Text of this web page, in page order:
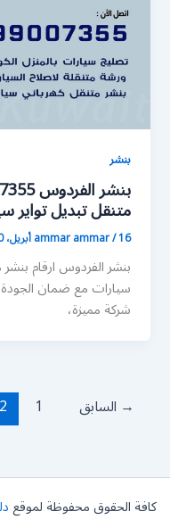
بنشر
متنقل تبديل تواير
ammar ammar/16 أبريل، 2020
بنشر الفردوس ارقام
سيارات مع ضمان
شركة مميزة،
→ السابق 1
2
كافة الحقوق محفوظة لموقع